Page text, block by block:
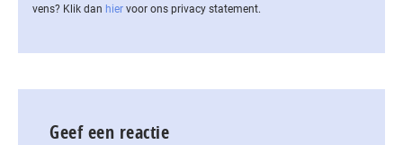
vens? Klik dan hier voor ons privacy statement.
Geef een reactie